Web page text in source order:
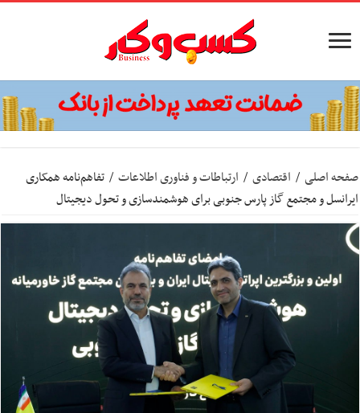
صفحه اصلی / اقتصادی / ارتباطات و فناوری اطلاعات / تفاهم‌نامه همکاری
ایرانسل و مجتمع گاز پارس جنوبی برای هوشمندسازی و تحول دیجیتال